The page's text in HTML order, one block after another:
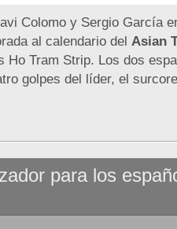
Colomo y Sergio García
al calendario del Asian
Ho Tram Strip. Los dos
golpes del líder, el
para los